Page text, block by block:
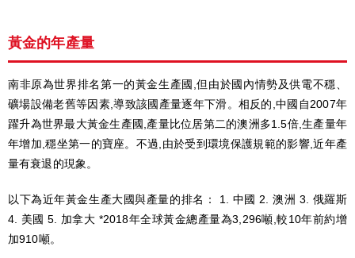
黃金的年產量
南非原為世界排名第一的黃金生產國,但由於國內情勢及供電不穩、
礦場設備老舊等因素,導致該國產量逐年下滑。相反的,中國自2007年
躍升為世界最大黃金生產國,產量比位居第二的澳洲多1.5倍,生產量年
年增加,穩坐第一的寶座。不過,由於受到環境保護規範的影響,近年產
量有衰退的現象。
以下為近年黃金生產大國與產量的排名： 1. 中國 2. 澳洲 3. 俄羅斯
4. 美國 5. 加拿大 *2018年全球黃金總產量為3,296噸,較10年前約增
加910噸。